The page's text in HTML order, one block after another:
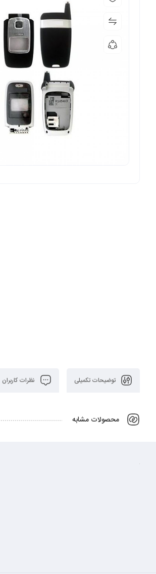
توضیحات تکمیلی نظرات کاربران
محصولات مشابه